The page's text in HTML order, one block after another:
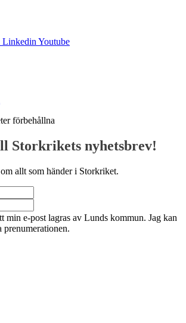
Linkedin Youtube
förbehållna
Storkrikets nyhetsbrev!
allt som händer i Storkriket.
min e-post lagras av Lunds kommun. Jag kan
prenumerationen.